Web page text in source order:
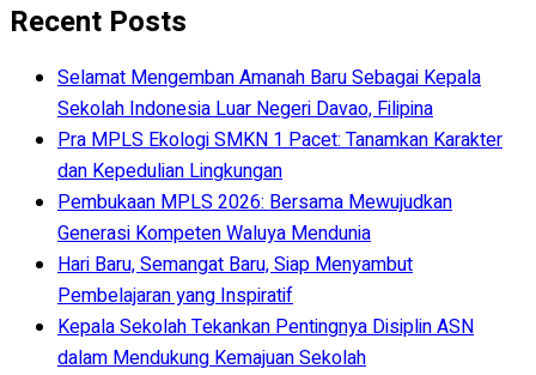
Recent Posts
Selamat Mengemban Amanah Baru Sebagai Kepala
Sekolah Indonesia Luar Negeri Davao, Filipina
Pra MPLS Ekologi SMKN 1 Pacet: Tanamkan Karakter
dan Kepedulian Lingkungan
Pembukaan MPLS 2026: Bersama Mewujudkan
Generasi Kompeten Waluya Mendunia
Hari Baru, Semangat Baru, Siap Menyambut
Pembelajaran yang Inspiratif
Kepala Sekolah Tekankan Pentingnya Disiplin ASN
dalam Mendukung Kemajuan Sekolah